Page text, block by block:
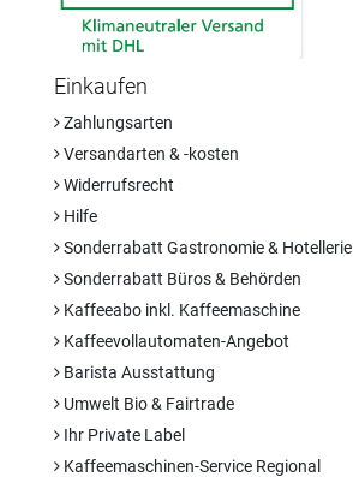
Einkaufen
Zahlungsarten
Versandarten & -kosten
Widerrufsrecht
Hilfe
Sonderrabatt Gastronomie & Hotellerie
Sonderrabatt Büros & Behörden
Kaffeeabo inkl. Kaffeemaschine
Kaffeevollautomaten-Angebot
Barista Ausstattung
Umwelt Bio & Fairtrade
Ihr Private Label
Kaffeemaschinen-Service Regional